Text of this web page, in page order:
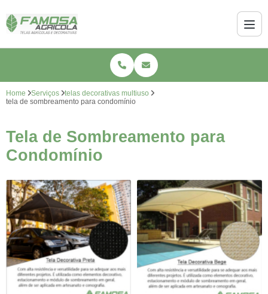
Home Serviços
telas decorativas multiuso
tela de sombreamento para condomínio
Tela de Sombreamento para
Condomínio